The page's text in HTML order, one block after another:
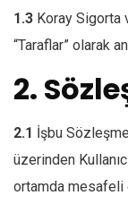
1.3 Koray Sigorta
“Taraflar” olarak
2.
2.1 İşbu
üzerinden
ortamda mesafeli